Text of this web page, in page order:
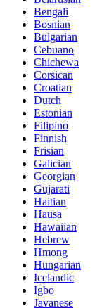
Bengali
Bosnian
Bulgarian
Cebuano
Chichewa
Corsican
Croatian
Dutch
Estonian
Filipino
Finnish
Frisian
Galician
Georgian
Gujarati
Haitian
Hausa
Hawaiian
Hebrew
Hmong
Hungarian
Icelandic
Igbo
Javanese